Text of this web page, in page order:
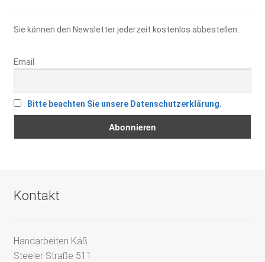
Sie können den Newsletter jederzeit kostenlos abbestellen.
Email
Bitte beachten Sie unsere Datenschutzerklärung.
Kontakt
Handarbeiten Käß
Steeler Straße 511